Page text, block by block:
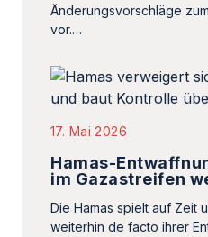
Änderungsvorschläge
vor.…
17. Mai 2026
Hamas-
im Gazastreifen
Die Hamas spielt auf Zeit
weiterhin de facto ihrer